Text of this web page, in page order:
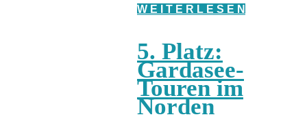
W E I T E R L E S E N
5. Platz:
Gardasee-
Touren im
Norden